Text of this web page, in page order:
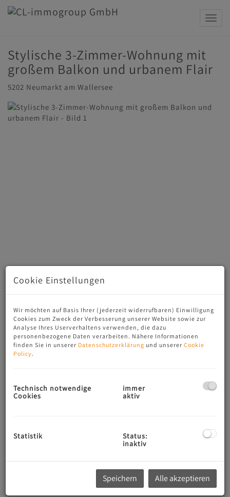
Stylische 3-Zimmer-Wohnung mit
großem Balkon und urbanem Flair
5202 Neumarkt am Wallersee
Beschreibung
Das Neubauprojekt mit zwei Wohnhäusern und insgesamt
mit moderner Architektur und attraktiven Außenflächen.
Die nachhaltige Bauweise, das durchdachte Raumkonzept,
der Fokus auf hohe Wertigkeit und die ruhige Lage im
Grünen lassen Wohnträume wahr werden. Willkommen bei
Ihrem Logenplatz im Grünen. Der Baubeginn erfolgt 2025.
TOP A-10: 3-Zimmer-Wohnung
Cookie Einstellungen
Wir möchten auf Basis Ihrer (jederzeit widerrufbaren) Einwilligung
Cookies zum Zweck der Verbesserung unserer Website sowie zur
Analyse Ihres Userverhaltens verwenden, die dazu
personenbezogene Daten verarbeiten. Nähere Informationen
finden Sie in unserer Datenschutzerklärung und unserer Cookie
Policy.
Technisch notwendige
Cookies
immer
aktiv
Statistik
Status:
inaktiv
Speichern Alle akzeptieren